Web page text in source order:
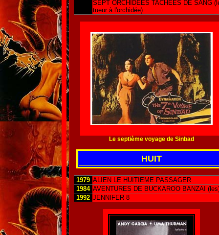
SEPT ORCHIDEES TACHEES DE SANG
tueur à l'orchidée)
Le septième voyage de Sinbad
HUIT
1979 ALIEN LE HUITIEME PASSAGER
1984 AVENTURES DE BUCKAROO BANZAI
1992 JENNIFER 8